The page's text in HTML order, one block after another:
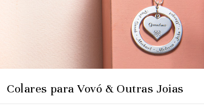
Colares para Vovó & Outras Joias